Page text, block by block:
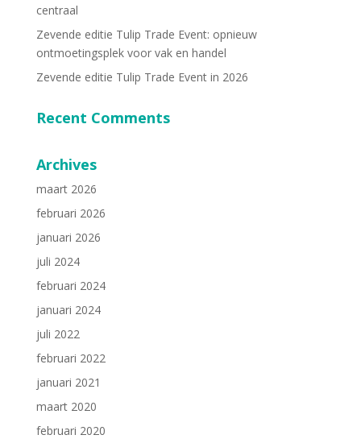
centraal
Zevende editie Tulip Trade Event: opnieuw
ontmoetingsplek voor vak en handel
Zevende editie Tulip Trade Event in 2026
Recent Comments
Archives
maart 2026
februari 2026
januari 2026
juli 2024
februari 2024
januari 2024
juli 2022
februari 2022
januari 2021
maart 2020
februari 2020